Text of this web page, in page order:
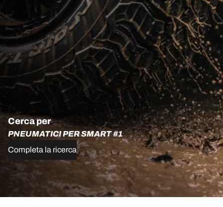
Cerca per
PNEUMATICI PER SMART #1
Completa la ricerca